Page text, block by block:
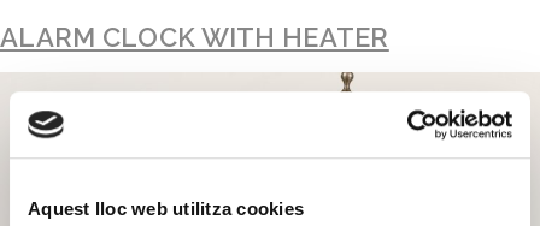
Aquest lloc web utilitza cookies
ALARM CLOCK WITH HEATER